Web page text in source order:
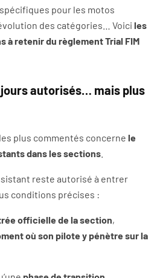
pour les motos
des catégories… Voici les
à retenir du règlement Trial FIM
autorisés… mais plus
plus commentés concerne le
dans les sections
reste autorisé à entrer
conditions précises :
officielle de la section,
où son pilote y pénètre sur la